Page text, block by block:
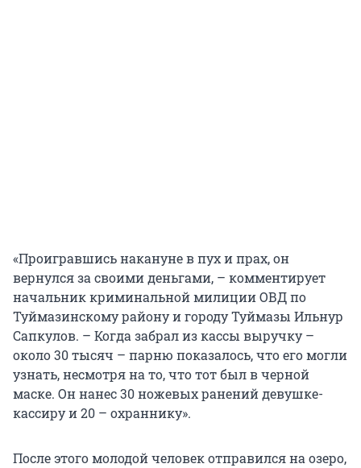
«Проигравшись накануне в пух и прах, он
вернулся за своими деньгами, – комментирует
начальник криминальной милиции ОВД по
Туймазинскому району и городу Туймазы Ильнур
Сапкулов. – Когда забрал из кассы выручку –
около 30 тысяч – парню показалось, что его могли
узнать, несмотря на то, что тот был в черной
маске. Он нанес 30 ножевых ранений девушке-
кассиру и 20 – охраннику».
После этого молодой человек отправился на озеро,